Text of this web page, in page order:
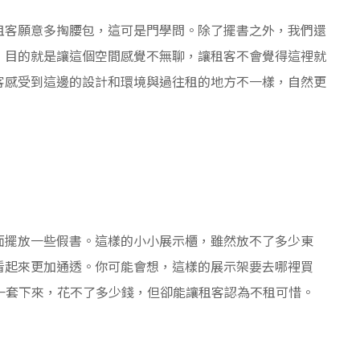
願意多掏腰包，這可是門學問。除了擺書之外，我們還
的就是讓這個空間感覺不無聊，讓租客不會覺得這裡就
受到這邊的設計和環境與過往租的地方不一樣，自然更
放一些假書。這樣的小小展示櫃，雖然放不了多少東
來更加通透。你可能會想，這樣的展示架要去哪裡買
下來，花不了多少錢，但卻能讓租客認為不租可惜。